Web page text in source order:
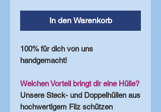
In den Warenkorb
100% für dich von uns
handgemacht!
Welchen Vorteil bringt dir eine Hülle?
Unsere Steck- und Doppelhüllen aus
hochwertigem Filz schützen